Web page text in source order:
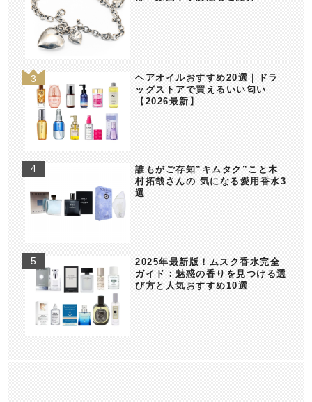
ヘアオイルおすすめ20選｜ドラ
ッグストアで買えるいい匂い
【2026最新】
誰もがご存知”キムタク”こと木
村拓哉さんの 気になる愛用香水3
選
2025年最新版！ムスク香水完全
ガイド：魅惑の香りを見つける選
び方と人気おすすめ10選